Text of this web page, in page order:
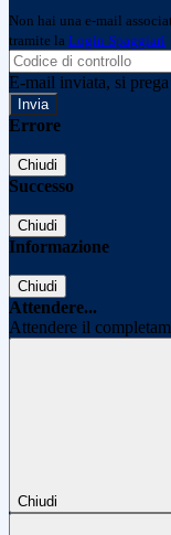
Non hai una e-mail
tramite la Login Spaggiari
E-mail inviata, si
Errore
Chiudi
Successo
Chiudi
Informazione
Chiudi
Attendere...
Attendere il
Chiudi